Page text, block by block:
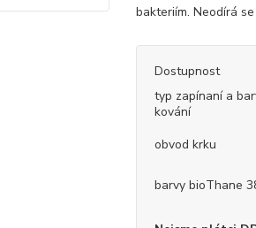
bakteriím. Neodírá
Dostupnost
typ zapínaní a
kování
obvod krku
barvy bioThane